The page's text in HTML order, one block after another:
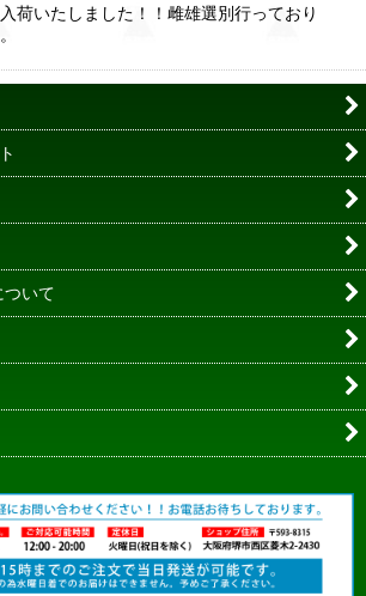
荷いたしました！！雌雄選別行っており
いて